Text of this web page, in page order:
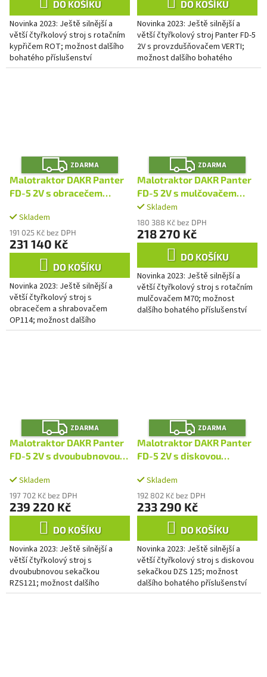
DO KOŠÍKU
Novinka 2023: Ještě silnější a
větší čtyřkolový stroj s rotačním
kypřičem ROT; možnost dalšího
bohatého příslušenství
DO KOŠÍKU
Novinka 2023: Ještě silnější a
větší čtyřkolový stroj Panter FD-5
2V s provzdušňovačem VERTI;
možnost dalšího bohatého
příslušenství
Z
D
A
R
M
ZDARMA
Malotraktor DAKR Panter
FD-5 2V s obracečem
Skladem
191 025 Kč bez DPH
231 140 Kč
DO KOŠÍKU
Novinka 2023: Ještě silnější a
větší čtyřkolový stroj s
obracečem a shrabovačem
OP114; možnost dalšího
bohatého příslušenství
Z
D
A
R
M
ZDARMA
Malotraktor DAKR Panter
FD-5 2V s mulčovačem
M70
Průměrné
hodnocení
produktu
je
z
5
hvězdiček.
Skladem
180 388 Kč bez DPH
218 270 Kč
DO KOŠÍKU
Novinka 2023: Ještě silnější a
větší čtyřkolový stroj s rotačním
mulčovačem M70; možnost
dalšího bohatého příslušenství
Z
D
A
R
M
ZDARMA
Malotraktor DAKR Panter
FD-5 2V s dvoububnovou
Skladem
197 702 Kč bez DPH
239 220 Kč
DO KOŠÍKU
Novinka 2023: Ještě silnější a
větší čtyřkolový stroj s
dvoububnovou sekačkou
RZS121; možnost dalšího
bohatého příslušenství
Z
D
A
R
M
ZDARMA
Malotraktor DAKR Panter
FD-5 2V s diskovou
Skladem
192 802 Kč bez DPH
233 290 Kč
DO KOŠÍKU
Novinka 2023: Ještě silnější a
větší čtyřkolový stroj s diskovou
sekačkou DZS 125; možnost
dalšího bohatého příslušenství